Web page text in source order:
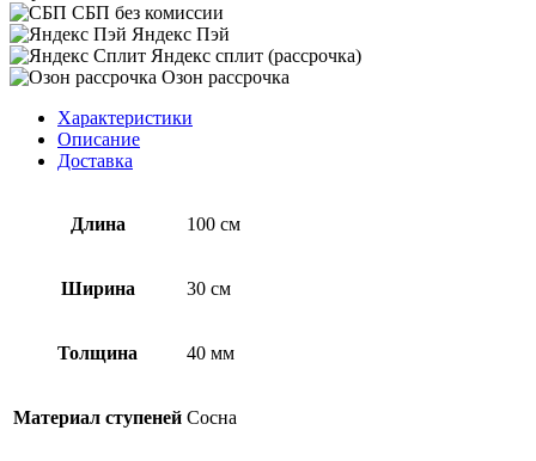
СБП без комиссии
Яндекс Пэй
Яндекс сплит (рассрочка)
Озон рассрочка
Характеристики
Описание
Доставка
Длина 100 см
Ширина 30 см
Толщина 40 мм
Материал ступеней Сосна